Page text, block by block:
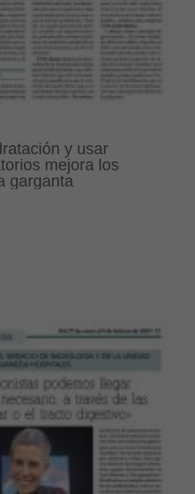
y usar
mejora los
garganta